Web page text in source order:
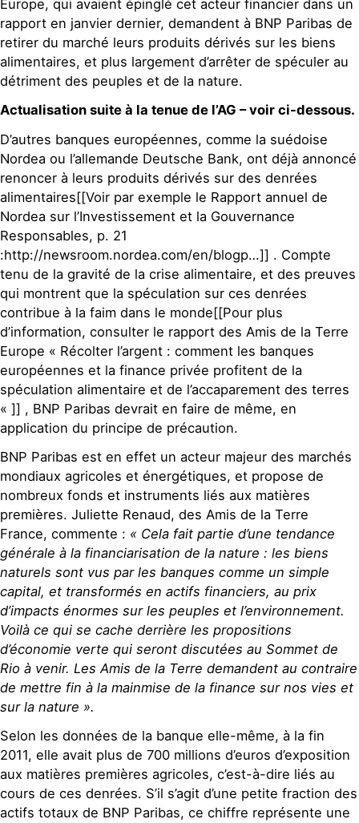
Europe, qui avaient épinglé cet acteur financier dans un
rapport en janvier dernier, demandent à BNP Paribas de
retirer du marché leurs produits dérivés sur les biens
alimentaires, et plus largement d’arrêter de spéculer au
détriment des peuples et de la nature.
Actualisation suite à la tenue de l’AG – voir ci-dessous.
D’autres banques européennes, comme la suédoise
Nordea ou l’allemande Deutsche Bank, ont déjà annoncé
renoncer à leurs produits dérivés sur des denrées
alimentaires[[Voir par exemple le Rapport annuel de
Nordea sur l’Investissement et la Gouvernance
Responsables, p. 21
:http://newsroom.nordea.com/en/blogp…]] . Compte
tenu de la gravité de la crise alimentaire, et des preuves
qui montrent que la spéculation sur ces denrées
contribue à la faim dans le monde[[Pour plus
d’information, consulter le rapport des Amis de la Terre
Europe « Récolter l’argent : comment les banques
européennes et la finance privée profitent de la
spéculation alimentaire et de l’accaparement des terres
« ]] , BNP Paribas devrait en faire de même, en
application du principe de précaution.
BNP Paribas est en effet un acteur majeur des marchés
mondiaux agricoles et énergétiques, et propose de
nombreux fonds et instruments liés aux matières
premières. Juliette Renaud, des Amis de la Terre
France, commente : « Cela fait partie d’une tendance
générale à la financiarisation de la nature : les biens
naturels sont vus par les banques comme un simple
capital, et transformés en actifs financiers, au prix
d’impacts énormes sur les peuples et l’environnement.
Voilà ce qui se cache derrière les propositions
d’économie verte qui seront discutées au Sommet de
Rio à venir. Les Amis de la Terre demandent au contraire
de mettre fin à la mainmise de la finance sur nos vies et
sur la nature ».
Selon les données de la banque elle-même, à la fin
2011, elle avait plus de 700 millions d’euros d’exposition
aux matières premières agricoles, c’est-à-dire liés au
cours de ces denrées. S’il s’agit d’une petite fraction des
actifs totaux de BNP Paribas, ce chiffre représente une